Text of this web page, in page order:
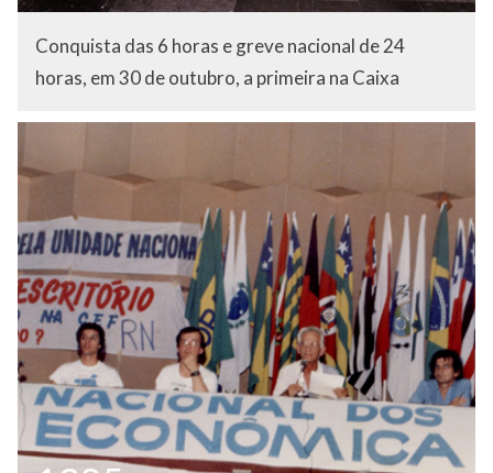
Conquista das 6 horas e greve nacional de 24
horas, em 30 de outubro, a primeira na Caixa